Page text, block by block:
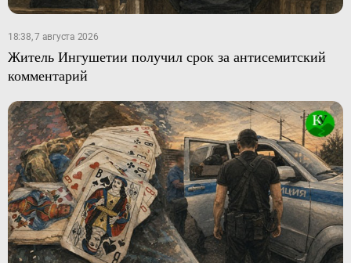
18:38, 7 августа 2026
Житель Ингушетии получил срок за антисемитский
комментарий